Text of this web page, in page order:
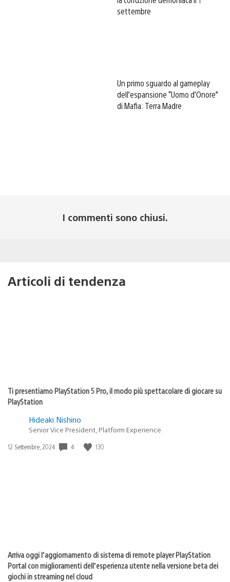
settembre
Un primo sguardo al gameplay
dell’espansione “Uomo d’Onore”
di Mafia: Terra Madre
I commenti sono chiusi.
Articoli di tendenza
Ti presentiamo PlayStation 5 Pro, il modo più spettacolare di giocare su
PlayStation
Hideaki Nishino
Senior Vice President, Platform Experience
Data
12 Settembre, 2024 4 130
Arriva oggi l’aggiornamento di sistema di remote player PlayStation
Portal con miglioramenti dell’esperienza utente nella versione beta dei
giochi in streaming nel cloud